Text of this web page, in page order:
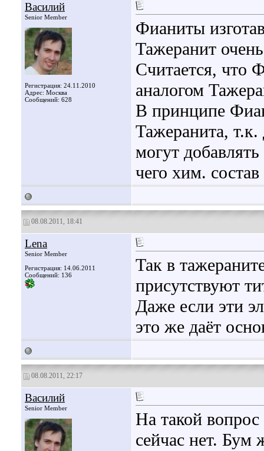
Василий
Senior Member
Регистрация: 24.11.2010
Адрес: Москва
Сообщений: 628
Фианиты
Тажеранит
Считается, что
аналогом
В принципе
Тажеранита,
могут
чего хим.
08.08.2011, 18:41
Lena
Senior Member
Регистрация: 14.06.2011
Сообщений: 136
Так в
присутствуют
Даже если эти
это же даёт
08.08.2011, 22:17
Василий
Senior Member
На такой
сейчас нет. Бум